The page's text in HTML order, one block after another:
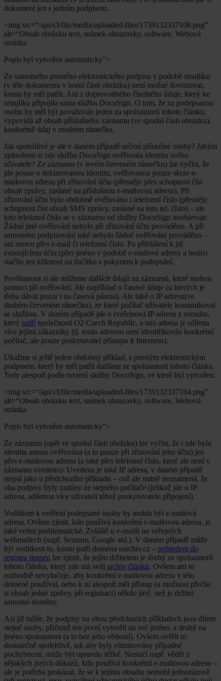
dokument jen s jedním podpisem.
<img src=“/api/s3/file/media/uploaded-files/1739132337108.png”
alt=“Obsah obrázku text, snímek obrazovky, software, Webová
stránka
Popis byl vytvořen automaticky”>
Ze samotného prostého elektronického podpisu v podobě smajlíku
(v těle dokumentu v horní části obrázku) není možné dovozovat,
komu by měl patřit. Ani z doprovodného číselného údaje, který ke
smajlíku připojila sama služba DocuSign. O tom, že za podepsanou
osobu by měl být považován jeden za spoluautorů tohoto článku,
vypovídá až obsah příslušného záznamu (ve spodní části obrázku),
konkrétně údaj v modrém rámečku.
Jak spolehlivé je ale v daném případě určení příslušné osoby? Jakým
způsobem si zde služba DocuSign ověřovala identitu svého
uživatele? Ze záznamu (v levém červeném rámečku) lze vyčíst, že
jde pouze o deklarovanou identitu, ověřovanou pouze skrze e-
mailovou adresu při zřizování účtu (přesněji: přes schopnost číst
obsah zprávy, zaslané na příslušnou e-mailovou adresu). Při
zřizování účtu bylo obdobně ověřováno i telefonní číslo (přesněji:
schopnost číst obsah SMS zprávy, zaslané na toto tel. číslo) – ale
toto telefonní číslo se v záznamu od služby DocuSign neobjevuje.
Žádné jiné ověřování nebylo při zřizování účtu prováděno. A při
samotném podpisování také nebylo žádné ověřování prováděno –
ani znovu přes e-mail či telefonní číslo. Po přihlášení k již
existujícímu účtu (přes jméno v podobě e-mailové adresy a heslo)
stačilo jen kliknout na tlačítko s pokynem k podepsání.
Povšimnout si ale můžeme dalších údajů na záznamů, které mohou
pomoci při ověřování. Jde například o časové údaje (u kterých je
třeba dávat pozor i na časová pásma). Ale také o IP adresu(ve
druhém červeném rámečku), ze které počítač uživatele komunikoval
se službou. V daném případě jde o (veřejnou) IP adresu z rozsahu,
který patří společnosti O2 Czech Republic, a tato adresa je sdílena
více jejími zákazníky (tj. touto adresou není identifikován konkrétní
počítač, ale pouze poskytovatel přístupu k Internetu).
Ukažme si ještě jeden obdobný příklad, s prostým elektronickým
podpisem, který by měl patřit dalšímu ze spoluautorů tohoto článku.
Tedy alespoň podle tvrzení služby DocuSign, ve které byl vytvořen.
<img src=“/api/s3/file/media/uploaded-files/1739132337184.png”
alt=“Obsah obrázku text, snímek obrazovky, software, Webová
stránka
Popis byl vytvořen automaticky”>
Ze záznamu (opět ve spodní části obrázku) lze vyčíst, že i zde byla
identita autora ověřována (a to pouze při zřizování jeho účtu) jen
přes e-mailovou adresu (a také přes telefonní číslo, které ale není v
záznamu uvedeno). Uvedena je také IP adresa, v daném případě
stejná jako u předchozího příkladu – což ale nutně neznamená, že
oba podpisy byly zadány ze stejného počítače (jelikož jde o IP
adresu, sdílenou více uživateli téhož poskytovatele připojení).
Vodítkem k ověření podepsané osoby by mohla být e-mailová
adresa. Ovšem zjistit, kdo používá konkrétní e-mailovou adresu, je
také velmi problematické. Zvláště u e-mailů na veřejných
webmailech (např. Seznam, Google atd.). V daném případě může
být vodítkem to, komu patří doména earchiv.cz – pohledem do
registru domén lze zjistit, že jejím držitelem je druhý ze spoluautorů
tohoto článku, který zde má svůj archiv článků. Ovšem ani to
rozhodně nevylučuje, aby konkrétní e-mailovou adresu v této
doméně používal, nebo k ní alespoň měl přístup (a možnost přečíst
si obsah jedné zprávy, při registraci) někdo jiný, než je držitel
samotné domény.
Asi již tušíte, že podpisy na obou předchozích příkladech jsou dílem
stejné osoby, přičemž ten první vytvořil na své jméno, a druhý na
jméno spoluautora (a to bez jeho vědomí). Ovšem ověřit to
dostatečně spolehlivě, tak aby byly eliminovány případné
pochybnosti, může být opravdu těžké. Nestačí např. vědět z
nějakých jiných důkazů, kdo používá konkrétní e-mailovou adresu –
ale je potřeba prokázat, že se k jejímu obsahu nemohl jednorázově